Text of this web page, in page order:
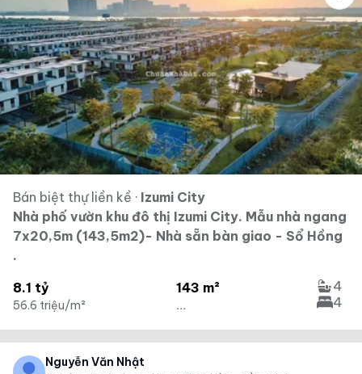
Bán biệt thự liền kề · Izumi City
Nhà phố vườn khu đô thị Izumi City. Mẫu nhà ngang
7x20,5m (143,5m2)- Nhà sẵn bàn giao - Sổ Hồng
.
8.1 tỷ
56.6 triệu/m²
143 m²
...
4
4
Nguyễn Văn Nhật